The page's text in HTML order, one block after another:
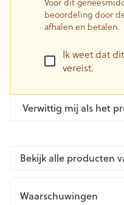
beoordeling door
afhalen en betalen.
Ik weet dat
vereist.
Verwittig mij als het
Bekijk alle producten
Waarschuwingen